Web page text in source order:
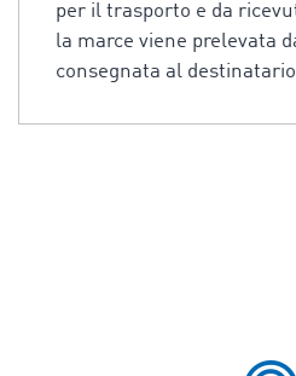
per il trasporto e da
la marce viene prelevata
consegnata al